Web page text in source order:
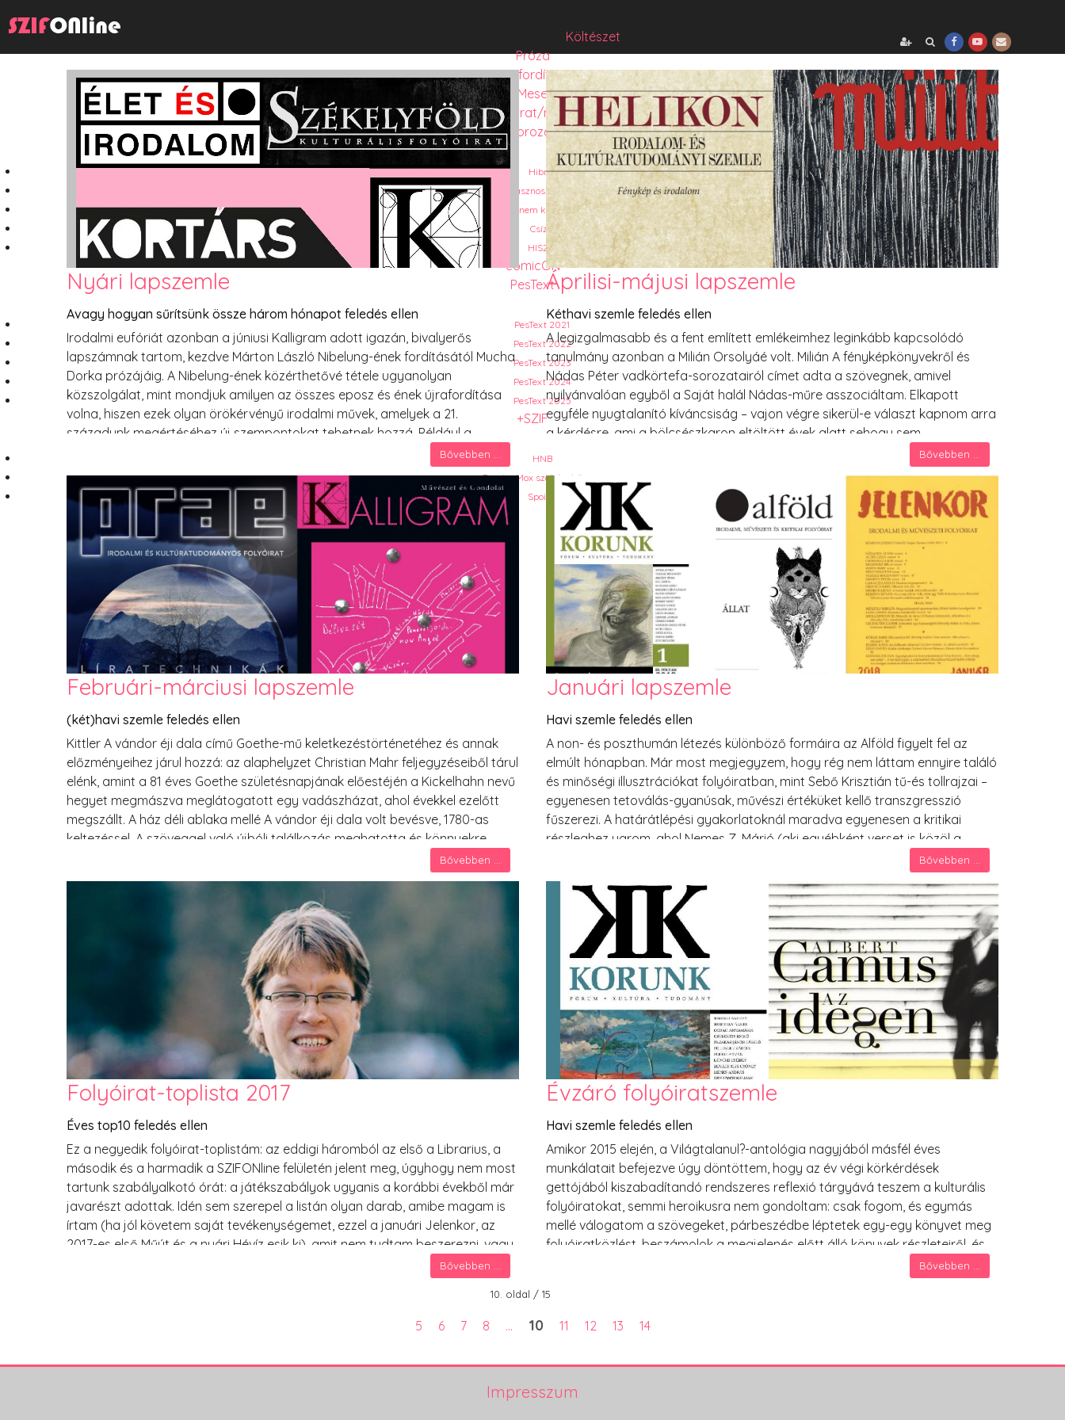
Költészet
Próza
Műfordítás
Mese
Folyó/irat/mentés
Sorozat
Hibrid
Hasznos szöveg
Józsefet nem kérdezte senki
Csízió
HISZTI
comicON
PesText
PesText 2021
PesText 2022
PesText 2023
PesText 2024
PesText 2025
+SZIF
HNB
Eronim Mox szakácskönyve
Spoiler
Nyári lapszemle
Avagy hogyan sűrítsünk össze három hónapot feledés ellen
Irodalmi eufóriát azonban a júniusi Kalligram adott igazán, bivalyerős
lapszámnak tartom, kezdve Márton László Nibelung-ének fordításától Mucha
Dorka prózájáig. A Nibelung-ének közérthetővé tétele ugyanolyan
közszolgálat, mint mondjuk amilyen az összes eposz és ének újrafordítása
volna, hiszen ezek olyan örökérvényű irodalmi művek, amelyek a 21.
századunk megértéséhez új szempontokat tehetnek hozzá. Például a
lapszámban szereplő Hatodik kaland (Utazás Isenstein szigetére) olyan
mozzanatokat közöl a főszereplők kalandjaiból, mintha egy Keeping up with
the Kardashians-epizódot látnánk
Bővebben ...
Áprilisi-májusi lapszemle
Kéthavi szemle feledés ellen
A legizgalmasabb és a fent említett emlékeimhez leginkább kapcsolódó
tanulmány azonban a Milián Orsolyáé volt. Milián A fényképkönyvekről és
Nádas Péter vadkörtefa-sorozatairól címet adta a szövegnek, amivel
nyilvánvalóan egyből a Saját halál Nádas-műre asszociáltam. Elkapott
egyféle nyugtalanító kíváncsiság – vajon végre sikerül-e választ kapnom arra
a kérdésre, ami a bölcsészkaron eltöltött évek alatt sehogy sem
válaszolódott meg, nevezetesen: a Saját halál szövegének és a vadkörtefa-
sorozatnak milyen köze van egymáshoz, hogyan lehet a kettőt
összeértelmezni.
Bővebben ...
Februári-márciusi lapszemle
(két)havi szemle feledés ellen
Kittler A vándor éji dala című Goethe-mű keletkezéstörténetéhez és annak
előzményeihez járul hozzá: az alaphelyzet Christian Mahr feljegyzéseiből tárul
elénk, amint a 81 éves Goethe születésnapjának előestéjén a Kickelhahn nevű
hegyet megmászva meglátogatott egy vadászházat, ahol évekkel ezelőtt
megszállt. A ház déli ablaka mellé A vándor éji dala volt bevésve, 1780-as
keltezéssel. A szöveggel való újbóli találkozás meghatotta és könnyekre
fakasztotta az idős költőt, főként a vers utolsó sorai (balde / Ruhest du auch
Bővebben ...
Januári lapszemle
Havi szemle feledés ellen
A non- és poszthumán létezés különböző formáira az Alföld figyelt fel az
elmúlt hónapban. Már most megjegyzem, hogy rég nem láttam ennyire találó
és minőségi illusztrációkat folyóiratban, mint Sebő Krisztián tű-és tollrajzai –
egyenesen tetoválás-gyanúsak, művészi értéküket kellő transzgresszió
fűszerezi. A határátlépési gyakorlatoknál maradva egyenesen a kritikai
részleghez ugrom, ahol Nemes Z. Márió (aki egyébként verset is közöl a
lapban) Németh Zoltánnak az Állati férj című új verseskötetéről (Kalligram,
2016) közöl kritikát… vagyis inkább tanulmányszerűséget, ahogy azt tőle még
láthattuk.
Bővebben ...
Folyóirat-toplista 2017
Éves top10 feledés ellen
Ez a negyedik folyóirat-toplistám: az eddigi háromból az első a Librarius, a
második és a harmadik a SZIFONline felületén jelent meg, úgyhogy nem most
tartunk szabályalkotó órát: a játékszabályok ugyanis a korábbi évekből már
javarészt adottak. Idén sem szerepel a listán olyan darab, amibe magam is
írtam (ha jól követem saját tevékenységemet, ezzel a januári Jelenkor, az
2017-es első Műút és a nyári Hévíz esik ki), amit nem tudtam beszerezni, vagy
amit lusta voltam elolvasni, és idén is csak saját ízléspreferenciáimért
Bővebben ...
Évzáró folyóiratszemle
Havi szemle feledés ellen
Amikor 2015 elején, a Világtalanul?-antológia nagyjából másfél éves
munkálatait befejezve úgy döntöttem, hogy az év végi körkérdések
gettójából kiszabadítandó rendszeres reflexió tárgyává teszem a kulturális
folyóiratokat, semmi heroikusra nem gondoltam: csak fogom, és egymás
mellé válogatom a szövegeket, párbeszédbe léptetek egy-egy könyvet meg
folyóiratközlést, beszámolok a megjelenés előtt álló könyvek részleteiről, és
kiemelem, ami egyébként nem kapna figyelmet. A feladat nemesnek tűnt, és
Bővebben ...
10. oldal / 15
5 6 7 8 ... 10 11 12 13 14
Impresszum